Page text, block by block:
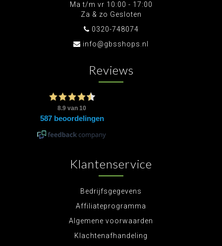
Ma t/m vr 10:00 - 17:00
Za & zo Gesloten
0320-748074
info@gbsshops.nl
Reviews
Klantenservice
Bedrijfsgegevens
Affiliateprogramma
Algemene voorwaarden
Klachtenafhandeling